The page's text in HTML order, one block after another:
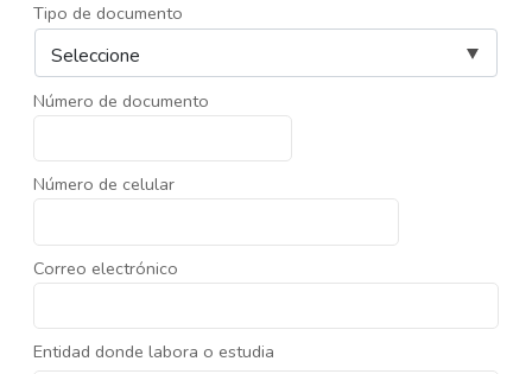
Tipo de documento
Número de documento
Número de celular
Correo electrónico
Entidad donde labora o estudia